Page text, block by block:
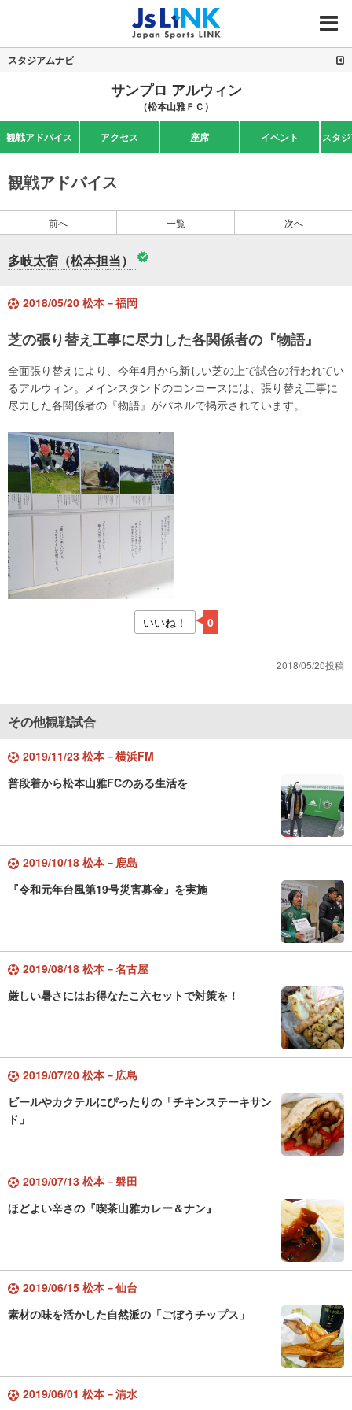
MENU
スタジアムナビ
サンプロ アルウィン
（松本山雅ＦＣ）
観戦アドバイス アクセス 座席 イベント スタ
観戦アドバイス
前へ 一覧 次へ
多岐太宿（松本担当）
2018/05/20 松本－福岡
芝の張り替え工事に尽力した各関係者の『物語』
全面張り替えにより、今年4月から新しい芝の上で試合の行われてい
るアルウィン。メインスタンドのコンコースには、張り替え工事に
尽力した各関係者の『物語』がパネルで掲示されています。
いいね！ 0
2018/05/20投稿
その他観戦試合
2019/11/23 松本－横浜FM
普段着から松本山雅FCのある生活を
2019/10/18 松本－鹿島
『令和元年台風第19号災害募金』を実施
2019/08/18 松本－名古屋
厳しい暑さにはお得なたこ六セットで対策を！
2019/07/20 松本－広島
ビールやカクテルにぴったりの「チキンステーキサン
ド」
2019/07/13 松本－磐田
ほどよい辛さの『喫茶山雅カレー＆ナン』
2019/06/15 松本－仙台
素材の味を活かした自然派の「ごぼうチップス」
2019/06/01 松本－清水